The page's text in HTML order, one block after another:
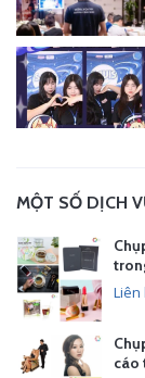
MỘT SỐ DỊCH
Liên
cáo